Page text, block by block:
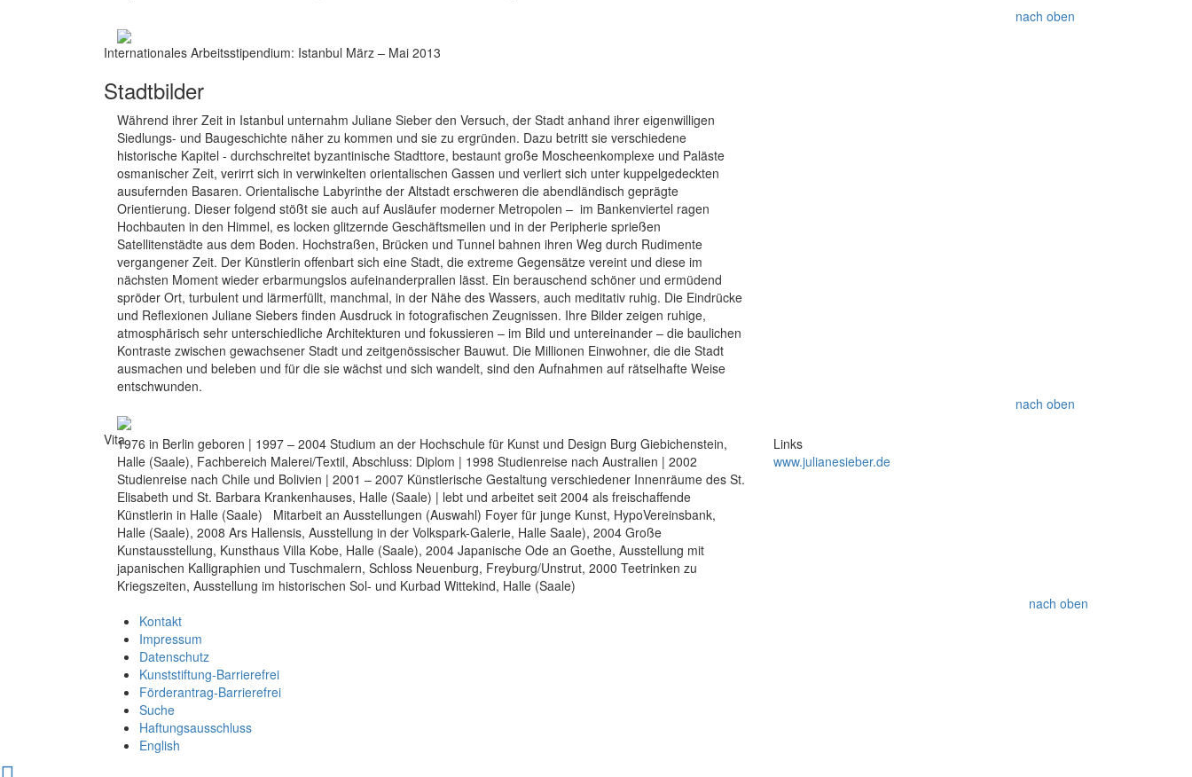
nach oben
Internationales Arbeitsstipendium: Istanbul März – Mai 2013
Stadtbilder
Während ihrer Zeit in Istanbul unternahm Juliane Sieber den Versuch, der Stadt anhand ihrer eigenwilligen
Siedlungs- und Baugeschichte näher zu kommen und sie zu ergründen. Dazu betritt sie verschiedene
historische Kapitel - durchschreitet byzantinische Stadttore, bestaunt große Moscheenkomplexe und Paläste
osmanischer Zeit, verirrt sich in verwinkelten orientalischen Gassen und verliert sich unter kuppelgedeckten
ausufernden Basaren. Orientalische Labyrinthe der Altstadt erschweren die abendländisch geprägte
Orientierung. Dieser folgend stößt sie auch auf Ausläufer moderner Metropolen – im Bankenviertel ragen
Hochbauten in den Himmel, es locken glitzernde Geschäftsmeilen und in der Peripherie sprießen
Satellitenstädte aus dem Boden. Hochstraßen, Brücken und Tunnel bahnen ihren Weg durch Rudimente
vergangener Zeit. Der Künstlerin offenbart sich eine Stadt, die extreme Gegensätze vereint und diese im
nächsten Moment wieder erbarmungslos aufeinanderprallen lässt. Ein berauschend schöner und ermüdend
spröder Ort, turbulent und lärmerfüllt, manchmal, in der Nähe des Wassers, auch meditativ ruhig. Die Eindrücke
und Reflexionen Juliane Siebers finden Ausdruck in fotografischen Zeugnissen. Ihre Bilder zeigen ruhige,
atmosphärisch sehr unterschiedliche Architekturen und fokussieren – im Bild und untereinander – die baulichen
Kontraste zwischen gewachsener Stadt und zeitgenössischer Bauwut. Die Millionen Einwohner, die die Stadt
ausmachen und beleben und für die sie wächst und sich wandelt, sind den Aufnahmen auf rätselhaf­te Weise
entschwunden.
nach oben
Vita1976 in Berlin geboren | 1997 – 2004 Studium an der Hochschule für Kunst und Design Burg Giebichenstein,
Halle (Saale), Fachbereich Malerei/Textil, Abschluss: Diplom | 1998 Studienreise nach Australien | 2002
Studienreise nach Chile und Bolivien | 2001 – 2007 Künstlerische Gestaltung verschiedener Innenräume des St.
Elisabeth und St. Barbara Krankenhauses, Halle (Saale) | lebt und arbeitet seit 2004 als freischaffende
Künstlerin in Halle (Saale) Mitarbeit an Ausstellungen (Auswahl) Foyer für junge Kunst, HypoVereinsbank,
Halle (Saale), 2008 Ars Hallensis, Ausstellung in der Volkspark-Galerie, Halle Saale), 2004 Große
Kunstausstellung, Kunsthaus Villa Kobe, Halle (Saale), 2004 Japanische Ode an Goethe, Ausstellung mit
japanischen Kalligraphien und Tuschmalern, Schloss Neuenburg, Freyburg/Unstrut, 2000 Teetrinken zu
Kriegszeiten, Ausstellung im historischen Sol- und Kurbad Wittekind, Halle (Saale)
Links
www.julianesieber.de
nach oben
Kontakt
Impressum
Datenschutz
Kunststiftung-Barrierefrei
Förderantrag-Barrierefrei
Suche
Haftungsausschluss
English